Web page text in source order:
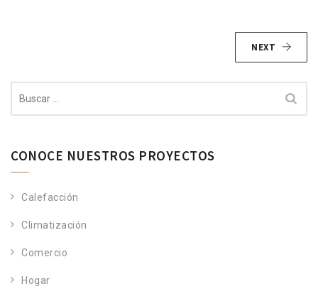
NEXT
CONOCE NUESTROS PROYECTOS
Calefacción
Climatización
Comercio
Hogar